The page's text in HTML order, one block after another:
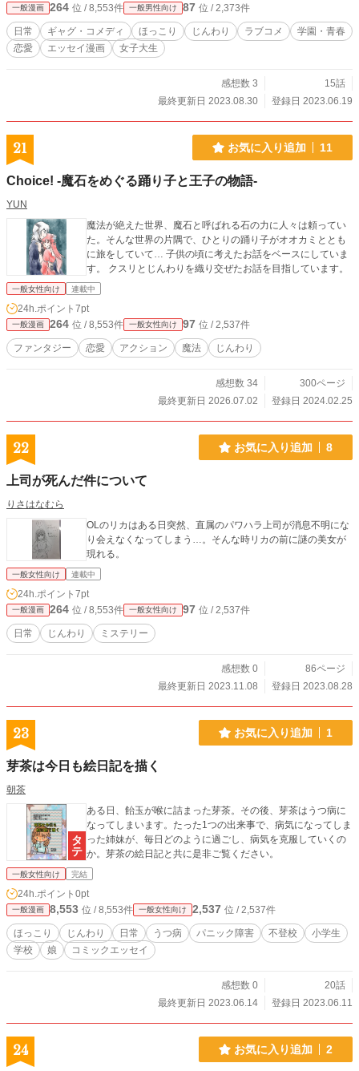
一般漫画 264 位 / 8,553件 一般男性向け 87 位 / 2,373件
日常 ギャグ・コメディ ほっこり じんわり ラブコメ
学園・青春
恋愛
エッセイ漫画 女子大生
感想数 3
15話
最終更新日 2023.08.30
登録日 2023.06.19
21 お気に入り追加 11
Choice! -魔石をめぐる踊り子と王子の物語-
YUN
魔法が絶えた世界、魔石と呼ばれる石の力に人々は頼ってい
た。そんな世界の片隅で、ひとりの踊り子がオオカミととも
に旅をしていて… 子供の頃に考えたお話をベースにしていま
す。 クスリとじんわりを織り交ぜたお話を目指しています。
一般女性向け 連載中
24h.ポイント 7pt
一般漫画 264 位 / 8,553件 一般女性向け 97 位 / 2,537件
ファンタジー 恋愛 アクション 魔法 じんわり
感想数 34
300ページ
最終更新日 2026.07.02
登録日 2024.02.25
22 お気に入り追加 8
上司が死んだ件について
りさはなむら
OLのリカはある日突然、直属のパワハラ上司が消息不明にな
り会えなくなってしまう…。そんな時リカの前に謎の美女が
現れる。
一般女性向け 連載中
24h.ポイント 7pt
一般漫画 264 位 / 8,553件 一般女性向け 97 位 / 2,537件
日常 じんわり ミステリー
感想数 0
86ページ
最終更新日 2023.11.08
登録日 2023.08.28
23 お気に入り追加 1
芽茶は今日も絵日記を描く
朝茶
ある日、飴玉が喉に詰まった芽茶。その後、芽茶はうつ病に
なってしまいます。たった1つの出来事で、病気になってしま
った姉妹が、毎日どのように過ごし、病気を克服していくの
か。芽茶の絵日記と共に是非ご覧ください。
一般女性向け 完結
24h.ポイント 0pt
一般漫画 8,553 位 / 8,553件 一般女性向け 2,537 位 / 2,537件
ほっこり じんわり 日常 うつ病 パニック障害 不登校
小学生
学校
娘 コミックエッセイ
感想数 0
20話
最終更新日 2023.06.14
登録日 2023.06.11
24 お気に入り追加 2